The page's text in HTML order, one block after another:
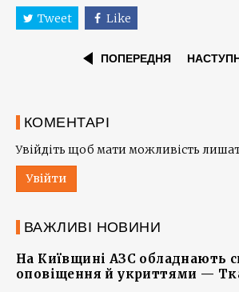
Tweet Like
ПОПЕРЕДНЯ
КОМЕНТАРІ
Увійдіть щоб мати можливість
Увійти
ВАЖЛИВІ НОВИНИ
На Київщині АЗС обладнають
оповіщення й укриттями —